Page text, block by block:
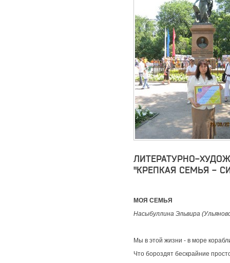
ЛИТЕРАТУРНО-
"КРЕПКАЯ СЕМЬЯ -
МОЯ СЕМЬЯ
Насыбуллина Эльвира
Мы в этой жизни - в море
Что бороздят бескрайние